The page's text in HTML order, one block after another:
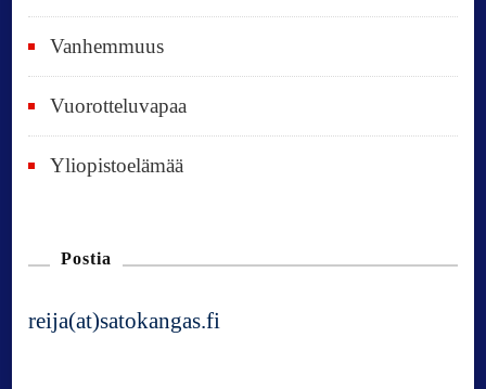
Vanhemmuus
Vuorotteluvapaa
Yliopistoelämää
Postia
reija(at)satokangas.fi